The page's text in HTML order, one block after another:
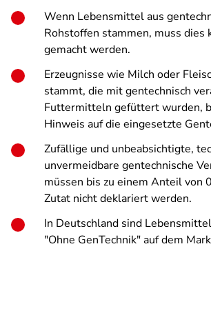
Wenn Lebensmittel aus
Rohstoffen stammen, muss dies
gemacht werden.
Erzeugnisse wie Milch oder
stammt, die mit gentechnisch
Futtermitteln gefüttert wurden,
Hinweis auf die eingesetzte
Zufällige und unbeabsichtigte,
unvermeidbare gentechnische
müssen bis zu einem Anteil von
Zutat nicht deklariert werden.
In Deutschland sind
"Ohne GenTechnik" auf dem